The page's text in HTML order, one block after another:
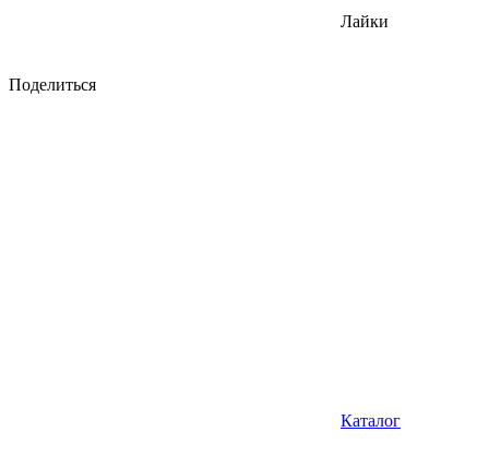
Лайки
Поделиться
Каталог